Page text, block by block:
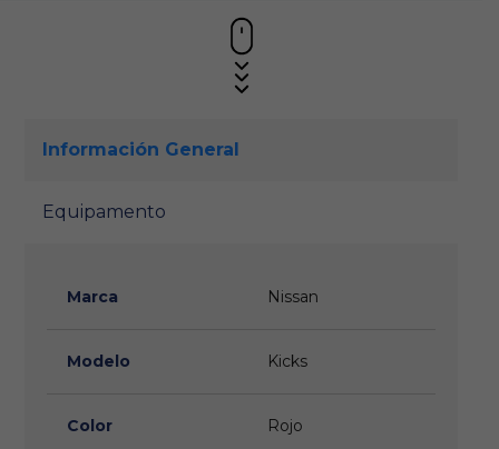
Información General
Equipamento
Marca Nissan
Modelo Kicks
Color Rojo